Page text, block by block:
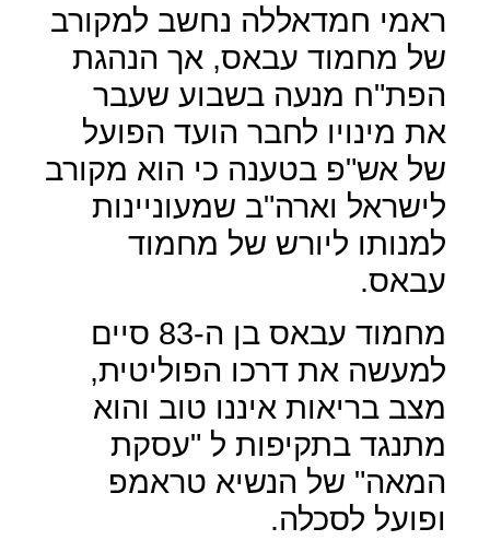
ראמי חמדאללה נחשב למקורב
של מחמוד עבאס, אך הנהגת
הפת"ח מנעה בשבוע שעבר
את מינויו לחבר הועד הפועל
של אש"פ בטענה כי הוא מקורב
לישראל וארה"ב שמעוניינות
למנותו ליורש של מחמוד
עבאס.
מחמוד עבאס בן ה-83 סיים
למעשה את דרכו הפוליטית,
מצב בריאות איננו טוב והוא
מתנגד בתקיפות ל "עסקת
המאה" של הנשיא טראמפ
ופועל לסכלה.